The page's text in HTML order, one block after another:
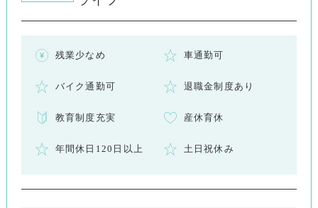
残業少なめ 車通勤可
バイク通勤可 退職金制度あり
教育制度充実 産休育休
年間休日120日以上 土日祝休み